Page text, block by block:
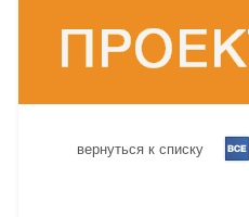
вернуться к списку